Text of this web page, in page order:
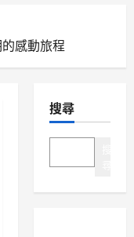
感動旅程
搜尋